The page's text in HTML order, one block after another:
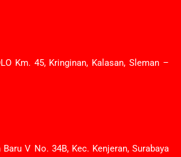
Km. 45, Kringinan, Kalasan, Sleman –
V No. 34B, Kec. Kenjeran, Surabaya